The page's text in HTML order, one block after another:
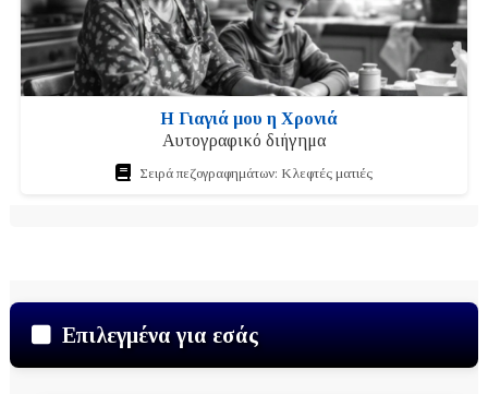
Η Γιαγιά μου η Χρονιά
Αυτογραφικό διήγημα
Σειρά πεζογραφημάτων: Κλεφτές ματιές
Επιλεγμένα για εσάς